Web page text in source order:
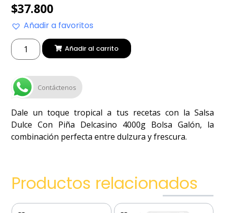
$37.800
Añadir a favoritos
Añadir al carrito
Contáctenos
Dale un toque tropical a tus recetas con la Salsa
Dulce Con Piña Delcasino 4000g Bolsa Galón, la
combinación perfecta entre dulzura y frescura.
Productos relacionados